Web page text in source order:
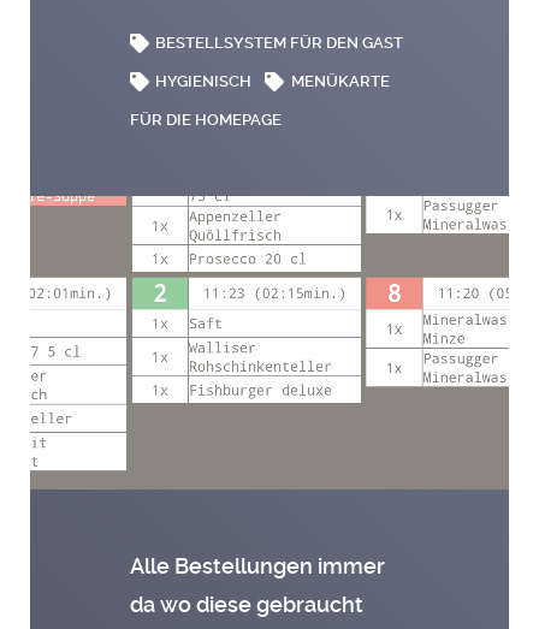
BESTELLSYSTEM FÜR DEN GAST
HYGIENISCH MENÜKARTE
FÜR DIE HOMEPAGE
Alle Bestellungen immer
da wo diese gebraucht